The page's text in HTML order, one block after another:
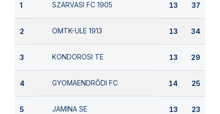
1 SZARVASI FC 1905 13 37
2 OMTK-ULE 1913 13 34
3 KONDOROSI TE 13 29
4 GYOMAENDRŐDI FC 14 25
5 JAMINA SE 13 23